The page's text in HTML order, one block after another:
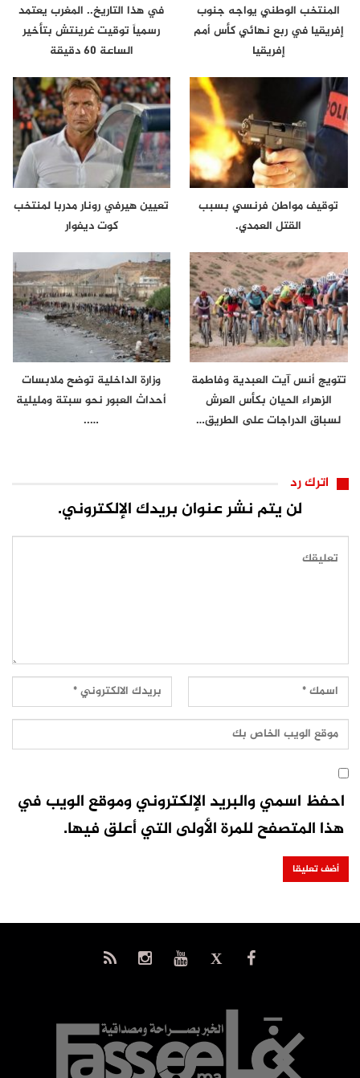
المنتخب الوطني يواجه جنوب
إفريقيا في ربع نهائي كأس أمم
إفريقيا
في هذا التاريخ.. المغرب يعتمد
رسمياً توقيت غرينتش بتأخير
الساعة 60 دقيقة
توقيف مواطن فرنسي بسبب
القتل العمدي.
تعيين هيرفي رونار مدربا لمنتخب
كوت ديفوار
تتويج أنس آيت العبدية وفاطمة
الزهراء الحيان بكأس العرش
لسباق الدراجات على الطريق…
وزارة الداخلية توضح ملابسات
أحداث العبور نحو سبتة ومليلية
…..
اترك رد
لن يتم نشر عنوان بريدك الإلكتروني.
احفظ اسمي والبريد الإلكتروني وموقع الويب في
هذا المتصفح للمرة الأولى التي أعلق فيها.